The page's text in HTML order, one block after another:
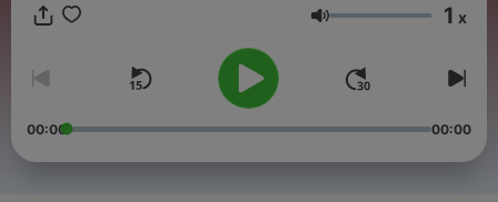
Głośność 1 x
00:00 00:00